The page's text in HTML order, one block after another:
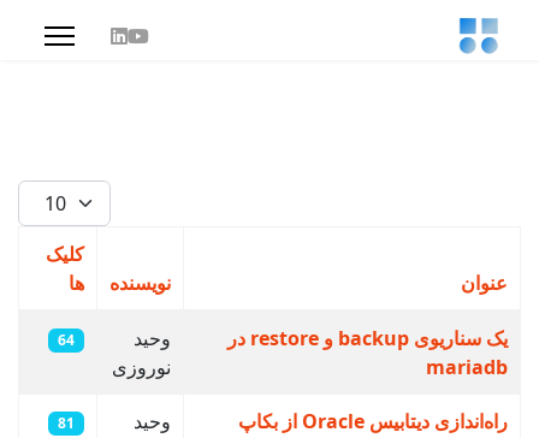
زبان خود را
نمایش #
مقالات
عنوان نویسنده
کلیک
ها
یک سناریوی backup و restore در
mariadb
وحید
نوروزی
64
راه‌اندازی دیتابیس Oracle از بکاپ
وحید
81